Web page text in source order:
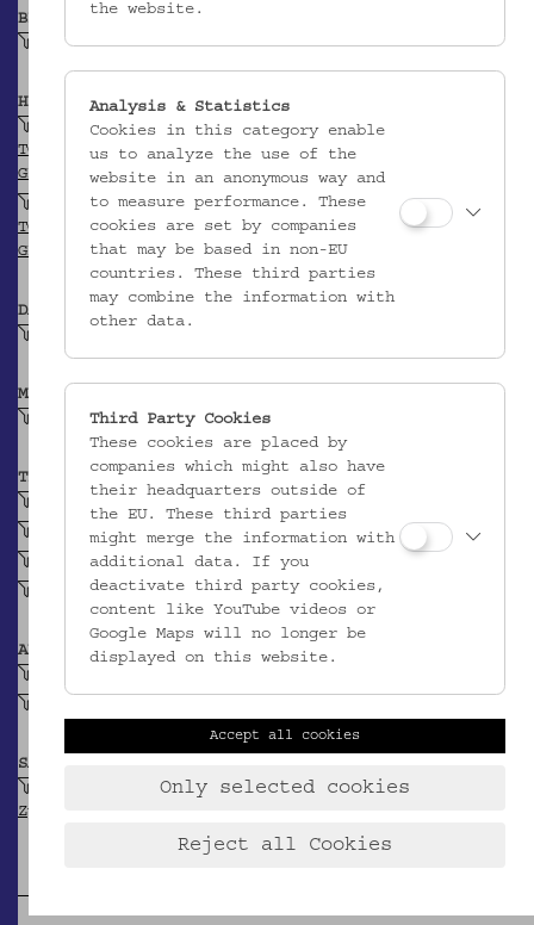
BEITRAGENDE/R
Krpata, Margit Z
HERKUNFT
Zypern
TGN
GEONAMES
Nikosia
TGN
GEONAMES
DATIERUNG
MATERIAL
Holzstab
TECHNIK
gedrechselt (Holz)
Zapfenverbindung
Kerbschnitt (Holz)
bemalt (Holz)
ABBILDUNG
SAMMLUNG
Krpata, Margit Z: Ethnografische Objekte aus
Zypern
the website.
Analysis & Statistics
Cookies in this category enable
us to analyze the use of the
website in an anonymous way and
to measure performance. These
cookies are set by companies
that may be based in non-EU
countries. These third parties
may combine the information with
other data.
Third Party Cookies
These cookies are placed by
companies which might also have
their headquarters outside of
the EU. These third parties
might merge the information with
additional data. If you
deactivate third party cookies,
content like YouTube videos or
Google Maps will no longer be
displayed on this website.
Accept all cookies
Only selected cookies
Reject all Cookies